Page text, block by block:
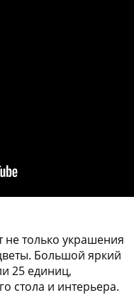
только украшения
. Большой яркий
25 единиц,
стола и интерьера.